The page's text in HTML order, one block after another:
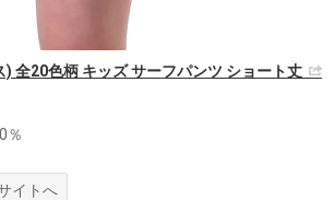
全20色柄 キッズ サーフパンツ ショート丈
％
イトへ